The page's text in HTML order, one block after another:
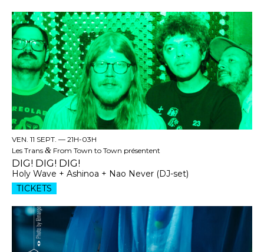
VEN. 11 SEPT. — 21H-03H
Les Trans & From Town to Town présentent
DIG! DIG! DIG!
Holy Wave + Ashinoa + Nao Never (DJ-set)
TICKETS